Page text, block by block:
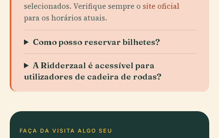
selecionados. Verifique sempre o site oficial
para os horários atuais.
Como posso reservar bilhetes?
A Ridderzaal é acessível para
utilizadores de cadeira de rodas?
FAÇA DA VISITA ALGO SEU